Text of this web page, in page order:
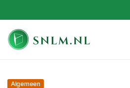
Algemeen